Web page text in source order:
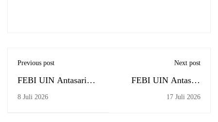
Previous post
FEBI UIN Antasari
Adakan Workshop
8 Juli 2026
Next post
FEBI UIN Antasari
Kukuhkan 74 Lulusan
17 Juli 2026